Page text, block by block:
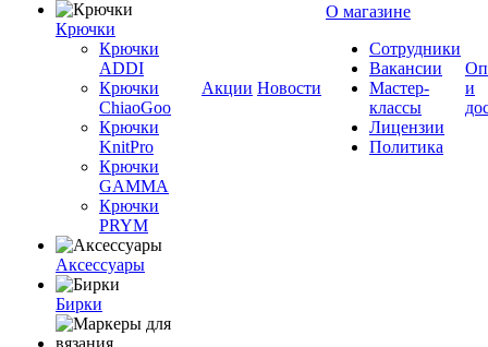
Крючки
Крючки
ADDI
Крючки
ChiaoGoo
Крючки
KnitPro
Крючки
GAMMA
Крючки
PRYM
Аксессуары
Бирки
Акции Новости
О магазине
Сотрудники
Вакансии
Мастер-
классы
Лицензии
Политика
и